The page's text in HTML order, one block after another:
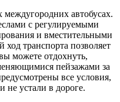
автобусах.
с регулируемыми
и вместительными
транспорта позволяет
можете отдохнуть,
пейзажами за
все условия,
не устали в дороге.